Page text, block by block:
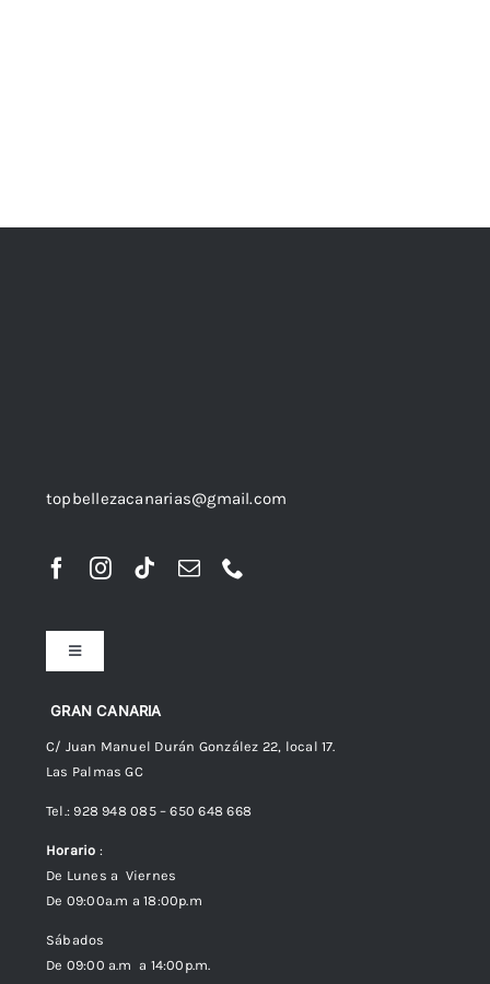
topbellezacanarias@gmail.com
GRAN CANARIA
C/ Juan Manuel Durán González 22, local 17.
Las Palmas GC
Tel.: 928 948 085 – 650 648 668
Horario :
De Lunes a Viernes
De 09:00a.m a 18:00p.m
Sábados
De 09:00 a.m a 14:00p.m.
Toggle
Navigation
Preguntas frecuentes
Envíos
Política de Privacidad